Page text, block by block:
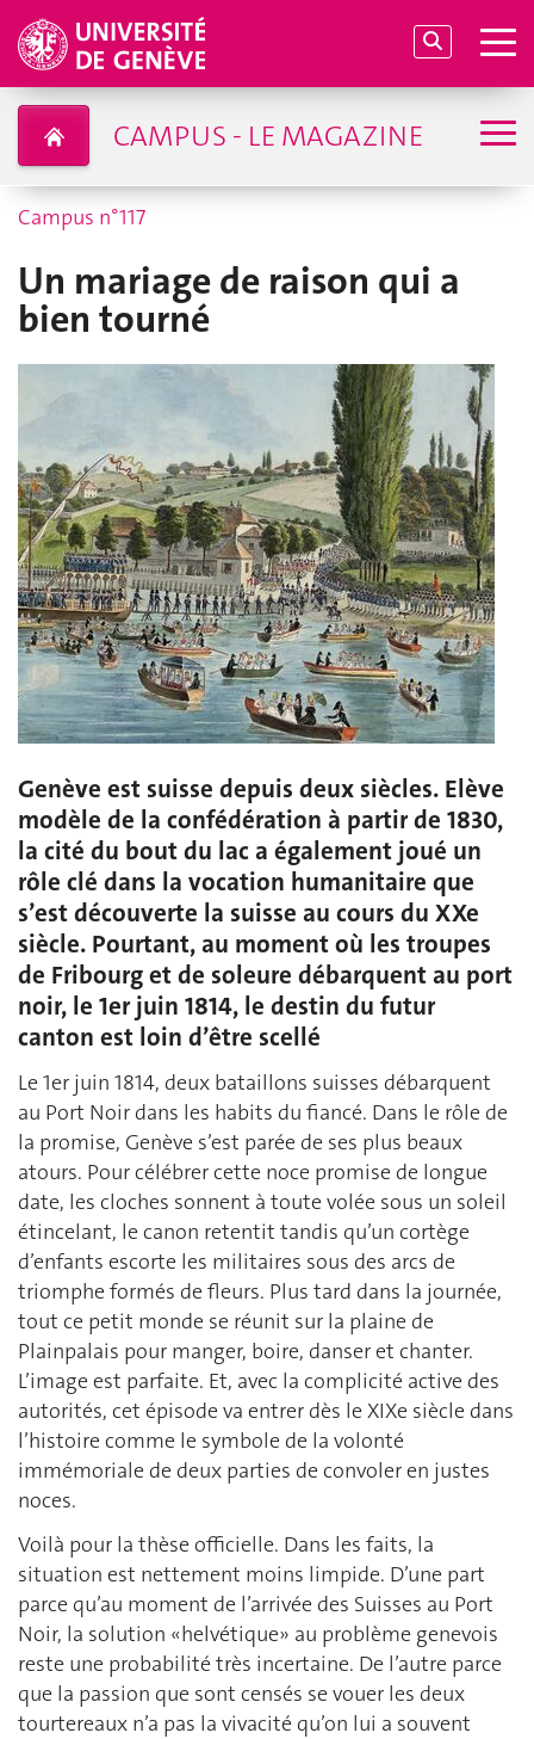
CAMPUS - LE MAGAZINE
Campus n°117
Un mariage de raison qui a
bien tourné
Genève est suisse depuis deux siècles. Elève
modèle de la confédération à partir de 1830,
la cité du bout du lac a également joué un
rôle clé dans la vocation humanitaire que
s’est découverte la suisse au cours du XXe
siècle. Pourtant, au moment où les troupes
de Fribourg et de soleure débarquent au port
noir, le 1er juin 1814, le destin du futur
canton est loin d’être scellé
Le 1er juin 1814, deux bataillons suisses débarquent
au Port Noir dans les habits du fiancé. Dans le rôle de
la promise, Genève s’est parée de ses plus beaux
atours. Pour célébrer cette noce promise de longue
date, les cloches sonnent à toute volée sous un soleil
étincelant, le canon retentit tandis qu’un cortège
d’enfants escorte les militaires sous des arcs de
triomphe formés de fleurs. Plus tard dans la journée,
tout ce petit monde se réunit sur la plaine de
Plainpalais pour manger, boire, danser et chanter.
L’image est parfaite. Et, avec la complicité active des
autorités, cet épisode va entrer dès le XIXe siècle dans
l’histoire comme le symbole de la volonté
immémoriale de deux parties de convoler en justes
noces.
Voilà pour la thèse officielle. Dans les faits, la
situation est nettement moins limpide. D’une part
parce qu’au moment de l’arrivée des Suisses au Port
Noir, la solution «helvétique» au problème genevois
reste une probabilité très incertaine. De l’autre parce
que la passion que sont censés se vouer les deux
tourtereaux n’a pas la vivacité qu’on lui a souvent